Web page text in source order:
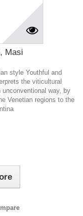
Masi
style Youthful and
the viticultural
way, by
Venetian regions to the